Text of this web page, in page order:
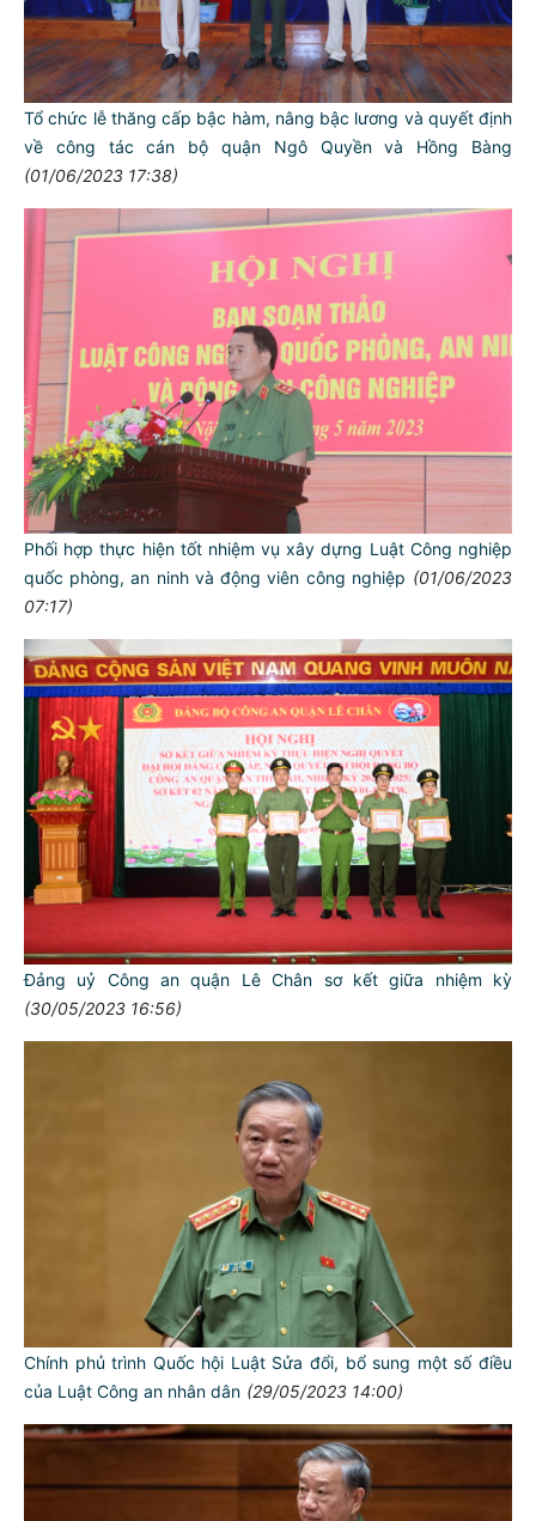
Tổ chức lễ thăng cấp bậc hàm, nâng bậc lương và quyết định
về công tác cán bộ quận Ngô Quyền và Hồng Bàng
(01/06/2023 17:38)
Phối hợp thực hiện tốt nhiệm vụ xây dựng Luật Công nghiệp
quốc phòng, an ninh và động viên công nghiệp (01/06/2023
07:17)
Đảng uỷ Công an quận Lê Chân sơ kết giữa nhiệm kỳ
(30/05/2023 16:56)
Chính phủ trình Quốc hội Luật Sửa đổi, bổ sung một số điều
của Luật Công an nhân dân (29/05/2023 14:00)